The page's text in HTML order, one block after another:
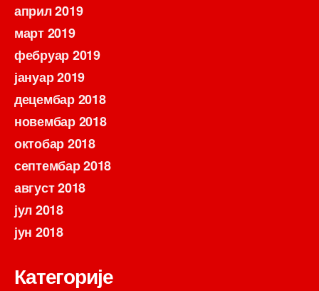
април 2019
март 2019
фебруар 2019
јануар 2019
децембар 2018
новембар 2018
октобар 2018
септембар 2018
август 2018
јул 2018
јун 2018
Категорије